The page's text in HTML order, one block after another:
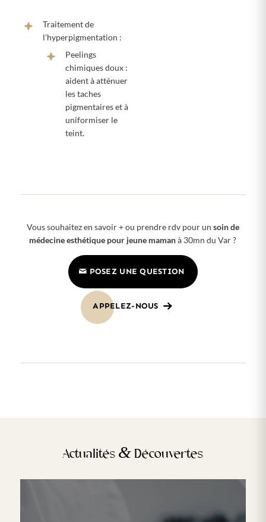
Traitement de
l’hyperpigmentation :
Peelings
chimiques doux :
aident à atténuer
les taches
pigmentaires et à
uniformiser le
teint.
Vous souhaitez en savoir + ou prendre rdv pour un soin de
médecine esthétique pour jeune mamanà 30mn du Var ?
POSEZ UNE QUESTION
APPELEZ-NOUS
Actualités & Découvertes